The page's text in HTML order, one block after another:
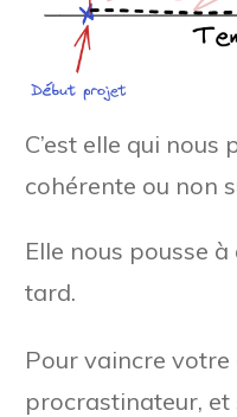
C’est elle qui
cohérente ou non
Elle nous pousse
tard.
Pour vaincre
procrastinateur,